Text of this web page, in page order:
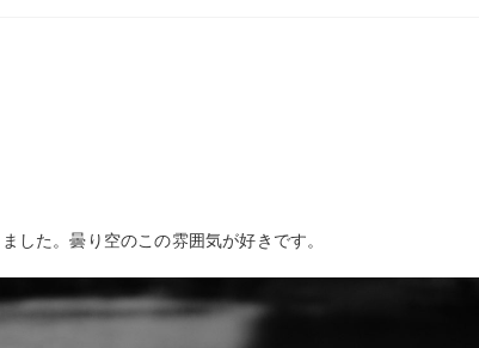
した。曇り空のこの雰囲気が好きです。